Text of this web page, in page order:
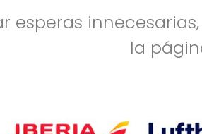
esperas
la